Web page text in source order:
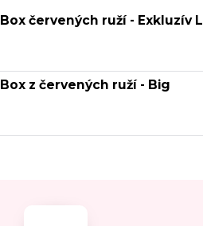
Box červených ruží - Exkluzív L
Box z červených ruží - Big